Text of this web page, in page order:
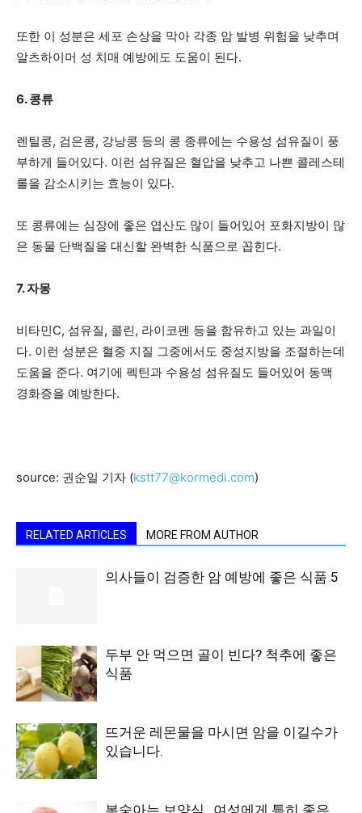
또한 이 성분은 세포 손상을 막아 각종 암 발병 위험을 낮추며
알츠하이머 성 치매 예방에도 도움이 된다.
6. 콩류
렌틸콩, 검은콩, 강낭콩 등의 콩 종류에는 수용성 섬유질이 풍
부하게 들어있다. 이런 섬유질은 혈압을 낮추고 나쁜 콜레스테
롤을 감소시키는 효능이 있다.
또 콩류에는 심장에 좋은 엽산도 많이 들어있어 포화지방이 많
은 동물 단백질을 대신할 완벽한 식품으로 꼽힌다.
7. 자몽
비타민C, 섬유질, 콜린, 라이코펜 등을 함유하고 있는 과일이
다. 이런 성분은 혈중 지질 그중에서도 중성지방을 조절하는데
도움을 준다. 여기에 펙틴과 수용성 섬유질도 들어있어 동맥
경화증을 예방한다.
source: 권순일 기자 (kstt77@kormedi.com)
RELATED ARTICLES MORE FROM AUTHOR
의사들이 검증한 암 예방에 좋은 식품 5
두부 안 먹으면 골이 빈다? 척추에 좋은
식품
뜨거운 레몬물을 마시면 암을 이길수가
있습니다.
복숭아는 보양식…여성에게 특히 좋은